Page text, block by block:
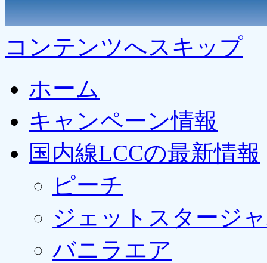
コンテンツへスキップ
ホーム
キャンペーン情報
国内線LCCの最新情報
ピーチ
ジェットスタージ
バニラエア